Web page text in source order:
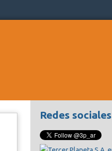
Redes sociales